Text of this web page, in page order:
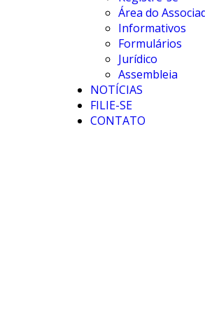
Área do
Informativos
Formulários
Jurídico
Assembleia
NOTÍCIAS
FILIE-SE
CONTATO